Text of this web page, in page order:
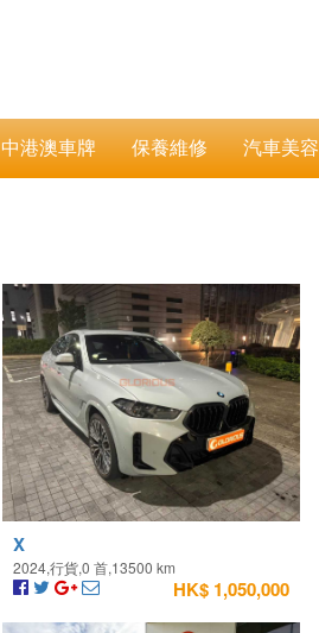
中港澳車牌 保養維修 汽車美容
X
2024,行貨,0 首,13500 km
HK$ 1,050,000